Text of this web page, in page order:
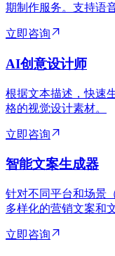
期制作服务。支持语
立即咨询
AI创意设计师
根据文本描述，快速
格的视觉设计素材。
立即咨询
智能文案生成器
针对不同平台和场景
多样化的营销文案和
立即咨询